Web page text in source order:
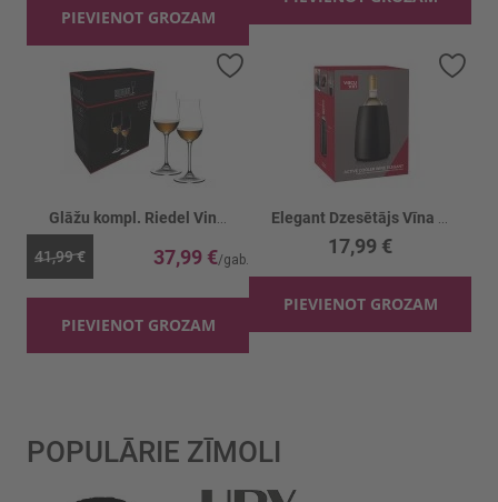
PIEVIENOT GROZAM
41,99 € 37,99 €
PIEVIENOT GROZAM
Pievienot vēlmju sarakstam
17,99 €
PIEVIENOT GROZAM
POPULĀRIE ZĪMOLI